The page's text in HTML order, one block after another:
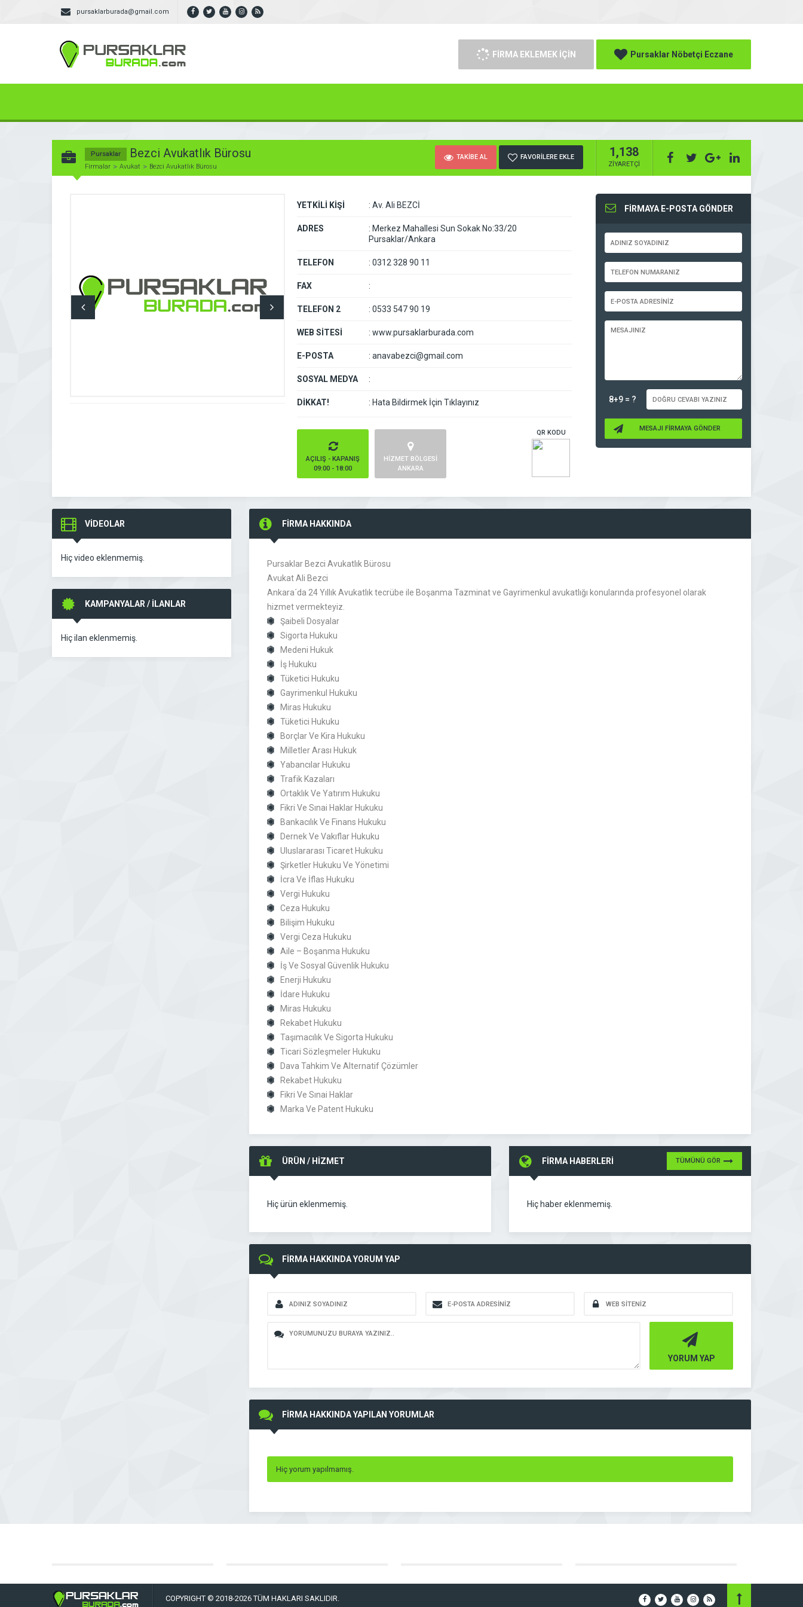
pursaklarburada@gmail.com
FİRMA EKLEMEK İÇİN Pursaklar Nöbetçi Eczane
Pursaklar Bezci Avukatlık Bürosu
Firmalar Avukat Bezci Avukatlık Bürosu
TAKİBE AL FAVORİLERE EKLE 1,138
ZİYARETÇİ
YETKİLİ KİŞİ : Av. Ali BEZCİ
ADRES : Merkez Mahallesi Sun Sokak No:33/20
Pursaklar/Ankara
TELEFON : 0312 328 90 11
FAX :
TELEFON 2 : 0533 547 90 19
WEB SİTESİ : www.pursaklarburada.com
E-POSTA : anavabezci@gmail.com
SOSYAL MEDYA :
DİKKAT! : Hata Bildirmek İçin Tıklayınız
AÇILIŞ - KAPANIŞ
09:00 - 18:00
HİZMET BÖLGESİ
ANKARA
QR KODU
FİRMAYA E-POSTA GÖNDER
8+9 = ?
MESAJI FİRMAYA GÖNDER
VİDEOLAR
Hiç video eklenmemiş.
KAMPANYALAR / İLANLAR
Hiç ilan eklenmemiş.
FİRMA HAKKINDA
Pursaklar Bezci Avukatlık Bürosu
Avukat Ali Bezci
Ankara´da 24 Yıllık Avukatlık tecrübe ile Boşanma Tazminat ve Gayrimenkul avukatlığı konularında profesyonel olarak
hizmet vermekteyiz.
Şaibeli Dosyalar
Sigorta Hukuku
Medeni Hukuk
İş Hukuku
Tüketici Hukuku
Gayrimenkul Hukuku
Miras Hukuku
Tüketici Hukuku
Borçlar Ve Kira Hukuku
Milletler Arası Hukuk
Yabancılar Hukuku
Trafik Kazaları
Ortaklık Ve Yatırım Hukuku
Fikri Ve Sınai Haklar Hukuku
Bankacılık Ve Finans Hukuku
Dernek Ve Vakıflar Hukuku
Uluslararası Ticaret Hukuku
Şirketler Hukuku Ve Yönetimi
İcra Ve İflas Hukuku
Vergi Hukuku
Ceza Hukuku
Bilişim Hukuku
Vergi Ceza Hukuku
Aile – Boşanma Hukuku
İş Ve Sosyal Güvenlik Hukuku
Enerji Hukuku
İdare Hukuku
Miras Hukuku
Rekabet Hukuku
Taşımacılık Ve Sigorta Hukuku
Ticari Sözleşmeler Hukuku
Dava Tahkim Ve Alternatif Çözümler
Rekabet Hukuku
Fikri Ve Sınai Haklar
Marka Ve Patent Hukuku
ÜRÜN / HİZMET
Hiç ürün eklenmemiş.
FİRMA HABERLERİ TÜMÜNÜ GÖR
Hiç haber eklenmemiş.
FİRMA HAKKINDA YORUM YAP
YORUM YAP
FİRMA HAKKINDA YAPILAN YORUMLAR
Hiç yorum yapılmamış.
COPYRIGHT © 2018-2026 TÜM HAKLARI SAKLIDIR.